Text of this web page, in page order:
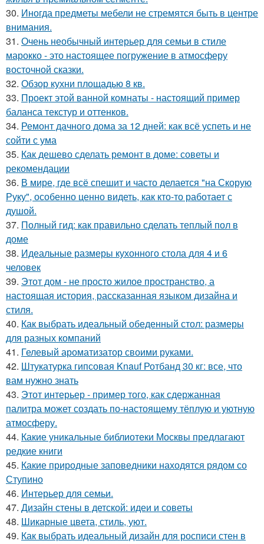
30. Иногда предметы мебели не стремятся быть в центре
внимания.
31. Очень необычный интерьер для семьи в стиле
марокко - это настоящее погружение в атмосферу
восточной сказки.
32. Обзор кухни площадью 8 кв.
33. Проект этой ванной комнаты - настоящий пример
баланса текстур и оттенков.
34. Ремонт дачного дома за 12 дней: как всё успеть и не
сойти с ума
35. Как дешево сделать ремонт в доме: советы и
рекомендации
36. В мире, где всё спешит и часто делается "на Скорую
Руку", особенно ценно видеть, как кто-то работает с
душой.
37. Полный гид: как правильно сделать теплый пол в
доме
38. Идеальные размеры кухонного стола для 4 и 6
человек
39. Этот дом - не просто жилое пространство, а
настоящая история, рассказанная языком дизайна и
стиля.
40. Как выбрать идеальный обеденный стол: размеры
для разных компаний
41. Гелевый ароматизатор своими руками.
42. Штукатурка гипсовая Knauf Ротбанд 30 кг: все, что
вам нужно знать
43. Этот интерьер - пример того, как сдержанная
палитра может создать по-настоящему тёплую и уютную
атмосферу.
44. Какие уникальные библиотеки Москвы предлагают
редкие книги
45. Какие природные заповедники находятся рядом со
Ступино
46. Интерьер для семьи.
47. Дизайн стены в детской: идеи и советы
48. Шикарные цвета, стиль, уют.
49. Как выбрать идеальный дизайн для росписи стен в